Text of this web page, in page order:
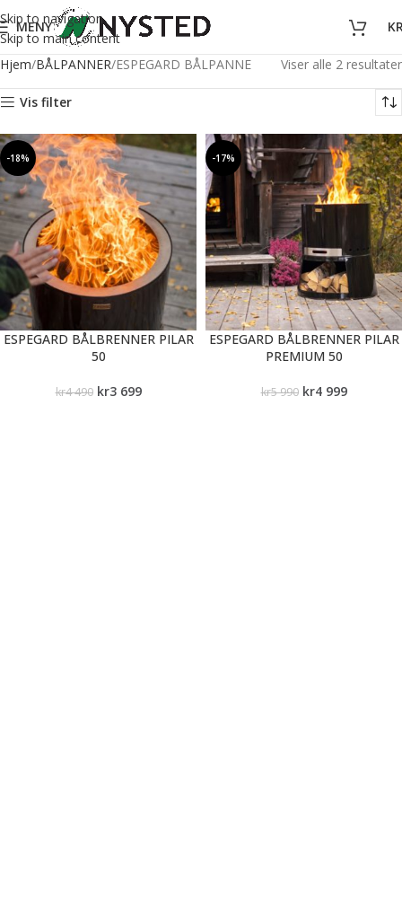
Skip to navigation
Skip to main content
MENY
Hjem BÅLPANNER ESPEGARD BÅLPANNE Viser alle 2 resultater
Vis filter
-18%
ESPEGARD BÅLBRENNER PILAR
50
kr4 490 kr3 699
-17%
ESPEGARD BÅLBRENNER PILAR
PREMIUM 50
kr5 990 kr4 999